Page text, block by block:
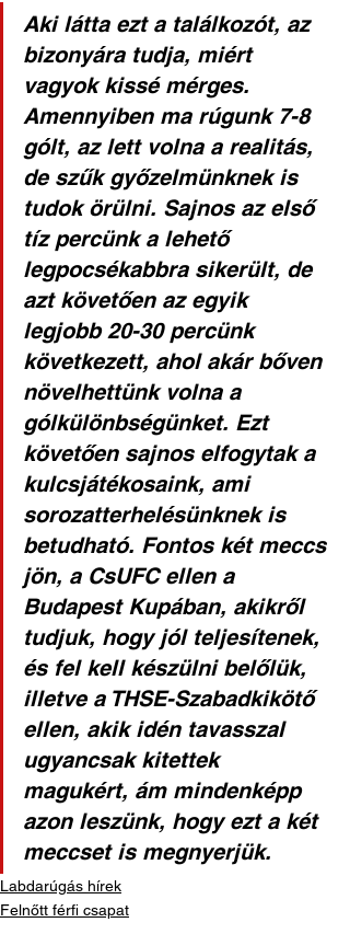
Aki látta ezt a találkozót, az
bizonyára tudja, miért
vagyok kissé mérges.
Amennyiben ma rúgunk 7-8
gólt, az lett volna a realitás,
de szűk győzelmünknek is
tudok örülni. Sajnos az első
tíz percünk a lehető
legpocsékabbra sikerült, de
azt követően az egyik
legjobb 20-30 percünk
következett, ahol akár bőven
növelhettünk volna a
gólkülönbségünket. Ezt
követően sajnos elfogytak a
kulcsjátékosaink, ami
sorozatterhelésünknek is
betudható. Fontos két meccs
jön, a CsUFC ellen a
Budapest Kupában, akikről
tudjuk, hogy jól teljesítenek,
és fel kell készülni belőlük,
illetve a THSE-Szabadkikötő
ellen, akik idén tavasszal
ugyancsak kitettek
magukért, ám mindenképp
azon leszünk, hogy ezt a két
meccset is megnyerjük.
Labdarúgás hírek
Felnőtt férfi csapat